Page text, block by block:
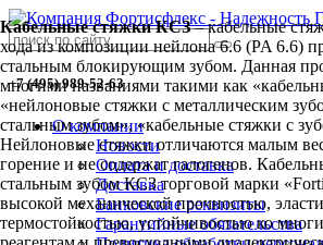
+7 (495) 989-52-63
О компании
Новости
Оплата и доставка
Доставка
Банковские реквизиты
Гарантийные обязательства
Кабельные стяжки КСЗ – кабельные
хода из композиции нейлона 6.6 (PA 6.6)
стальным блокирующим зубом. Данная
многими названиями такими как
«нейлоновые стяжки с металлическим
стальным зубом», «кабельные стяжки с
Нейлоновые стяжки отличаются малым
горение и не содержат галогенов.
стальным зубом КСЗ торговой марки
высокой механической прочностью,
термостойкостью, устойчивостью ко